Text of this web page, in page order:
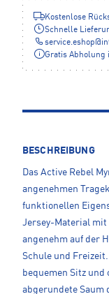
Kostenlose
Schnelle
service.eshop@
Gratis Abholung
BESCHREIBUNG
Das Active Rebel
angenehmen
funktionellen
Jersey-Material
angenehm auf der
Schule und
bequemen Sitz
abgerundete Saum